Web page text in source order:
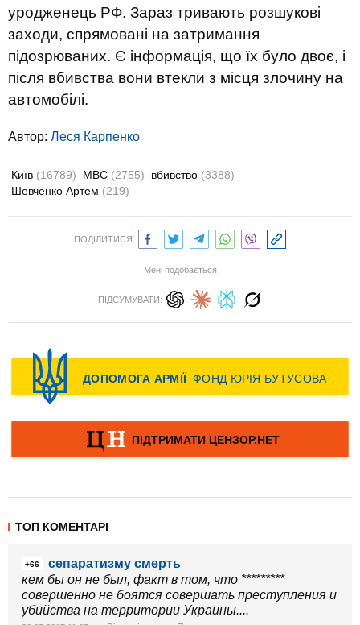
уродженець РФ. Зараз тривають розшукові
заходи, спрямовані на затримання
підозрюваних. Є інформація, що їх було двоє, і
після вбивства вони втекли з місця злочину на
автомобілі.
Автор: Леся Карпенко
Київ (16789) МВС (2755) вбивство (3388)
Шевченко Артем (219)
ПОДІЛИТИСЯ:
Мені подобається
ПІДСУМУВАТИ:
ТОП КОМЕНТАРІ
+66
сепаратизму смерть
кем бы он не был, факт в том, что *********
совершенно не боятся совершать преступления и
убийства на территории Украины....